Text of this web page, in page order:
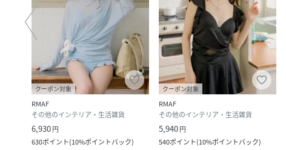
クーポン対象
RMAF
その他のインテリア・生活雑貨
6,930円
630ポイント(10%ポイントバック)
クーポン対象
RMAF
その他のインテリア・生活雑貨
5,940円
540ポイント(10%ポイントバック)